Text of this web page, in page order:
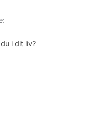
i dit liv?